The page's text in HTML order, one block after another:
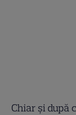
Chiar și după